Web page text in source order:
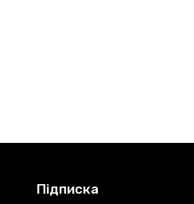
Підписка